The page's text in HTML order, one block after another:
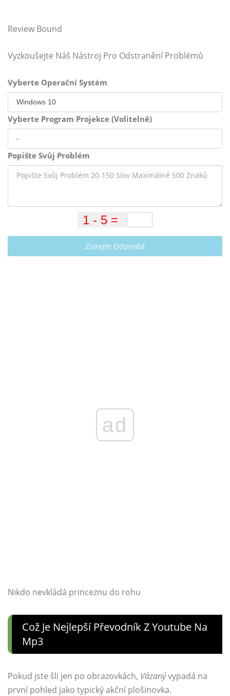
Review Bound
Vyzkoušejte Náš Nástroj Pro Odstranění Problémů
Vyberte Operační Systém
Vyberte Program Projekce (Volitelně)
Popište Svůj Problém
Získejte Odpověď
ad
Nikdo nevkládá princeznu do rohu
Což Je Nejlepší Převodník Z Youtube Na
Mp3
Pokud jste šli jen po obrazovkách, Vázanývypadá na
první pohled jako typický akční plošinovka.